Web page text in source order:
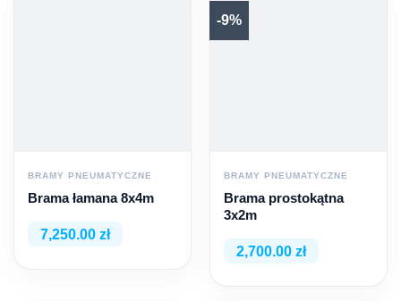
BRAMY PNEUMATYCZNE
Brama łamana 8x4m
7,250.00 zł
-9%
BRAMY PNEUMATYCZNE
Brama prostokątna
3x2m
2,700.00 zł